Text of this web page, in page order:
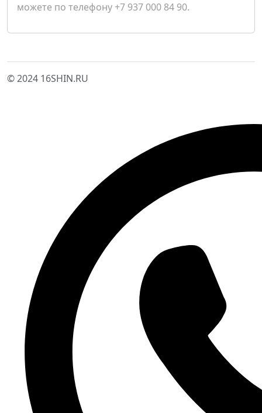
можете по телефону +7 937 000 84 90.
© 2024 16SHIN.RU